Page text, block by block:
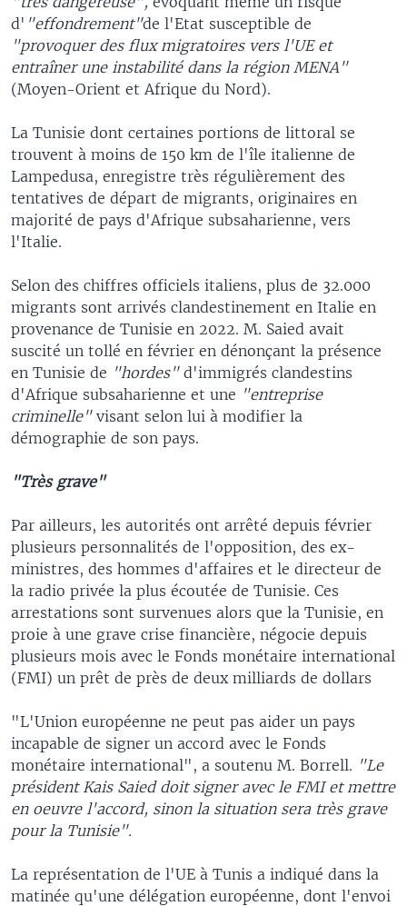
d' "effondrement"de l'Etat susceptible de
"provoquer des flux migratoires vers l'UE et
entraîner une instabilité dans la région MENA"
(Moyen-Orient et Afrique du Nord).
La Tunisie dont certaines portions de littoral se
trouvent à moins de 150 km de l'île italienne de
Lampedusa, enregistre très régulièrement des
tentatives de départ de migrants, originaires en
majorité de pays d'Afrique subsaharienne, vers
l'Italie.
Selon des chiffres officiels italiens, plus de 32.000
migrants sont arrivés clandestinement en Italie en
provenance de Tunisie en 2022. M. Saied avait
suscité un tollé en février en dénonçant la présence
en Tunisie de "hordes" d'immigrés clandestins
d'Afrique subsaharienne et une "entreprise
criminelle"visant selon lui à modifier la
démographie de son pays.
"Très grave"
Par ailleurs, les autorités ont arrêté depuis février
plusieurs personnalités de l'opposition, des ex-
ministres, des hommes d'affaires et le directeur de
la radio privée la plus écoutée de Tunisie. Ces
arrestations sont survenues alors que la Tunisie, en
proie à une grave crise financière, négocie depuis
plusieurs mois avec le Fonds monétaire international
(FMI) un prêt de près de deux milliards de dollars
"L'Union européenne ne peut pas aider un pays
incapable de signer un accord avec le Fonds
monétaire international", a soutenu M. Borrell. "Le
président Kais Saied doit signer avec le FMI et mettre
en oeuvre l'accord, sinon la situation sera très grave
pour la Tunisie".
La représentation de l'UE à Tunis a indiqué dans la
matinée qu'une délégation européenne, dont l'envoi